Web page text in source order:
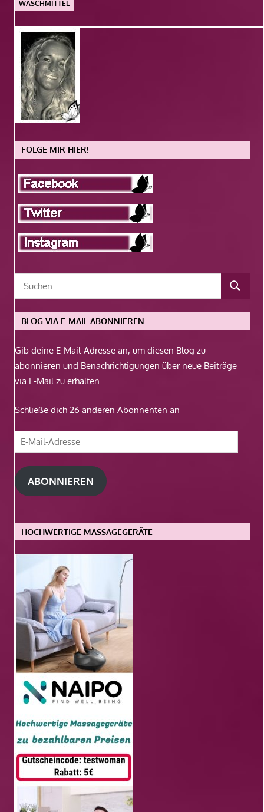
WASCHMITTEL
FOLGE MIR HIER!
BLOG VIA E-MAIL ABONNIEREN
Gib deine E-Mail-Adresse an, um diesen Blog zu
abonnieren und Benachrichtigungen über neue Beiträge
via E-Mail zu erhalten.
Schließe dich 26 anderen Abonnenten an
E-
Mail-
Adresse
ABONNIEREN
HOCHWERTIGE MASSAGEGERÄTE